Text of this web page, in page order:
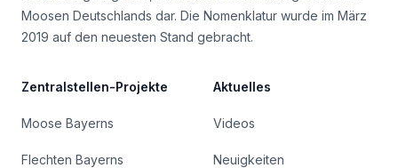
Moosen Deutschlands dar. Die Nomenklatur wurde im März
2019 auf den neuesten Stand gebracht.
Zentralstellen-Projekte
Moose Bayerns
Flechten Bayerns
Aktuelles
Videos
Neuigkeiten